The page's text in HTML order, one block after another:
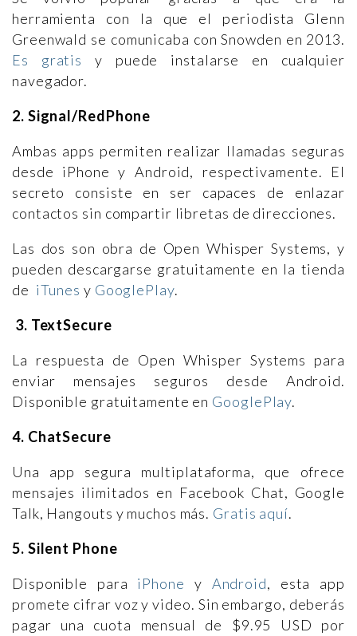
herramienta con la que el periodista Glenn
Greenwald se comunicaba con Snowden en 2013.
Es gratis y puede instalarse en cualquier
navegador.
2. Signal/RedPhone
Ambas apps permiten realizar llamadas seguras
desde iPhone y Android, respectivamente. El
secreto consiste en ser capaces de enlazar
contactos sin compartir libretas de direcciones.
Las dos son obra de Open Whisper Systems, y
pueden descargarse gratuitamente en la tienda
de iTunes y GooglePlay.
3. TextSecure
La respuesta de Open Whisper Systems para
enviar mensajes seguros desde Android.
Disponible gratuitamente en GooglePlay.
4. ChatSecure
Una app segura multiplataforma, que ofrece
mensajes ilimitados en Facebook Chat, Google
Talk, Hangouts y muchos más. Gratis aquí.
5. Silent Phone
Disponible para iPhone y Android, esta app
promete cifrar voz y video. Sin embargo, deberás
pagar una cuota mensual de $9.95 USD por